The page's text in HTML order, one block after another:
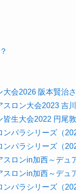
会2026 阪本賢治さ
ロン大会2023 吉
生大会2022 円尾
ンパラシリーズ（
パラシリーズ（
ロンin加西～デュ
ロンin加西～デュ
ンパラシリーズ（